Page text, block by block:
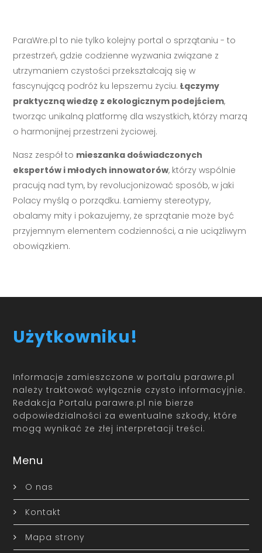
ParaWre.pl to nie tylko kolejny portal o sprzątaniu - to
przestrzeń, gdzie codzienne wyzwania związane z
utrzymaniem czystości przekształcają się w
fascynującą podróż ku lepszemu życiu.Łączymy
praktyczną wiedzę z ekologicznym podejściem,
tworząc unikalną platformę dla wszystkich, którzy marzą
o harmonijnej przestrzeni życiowej.
Nasz zespół to mieszanka doświadczonych
ekspertów i młodych innowatorów, którzy wspólnie
pracują nad tym, by revolucjonizować sposób, w jaki
Polacy myślą o porządku. Łamiemy stereotypy,
obalamy mity i pokazujemy, że sprzątanie może być
przyjemnym elementem codzienności, a nie uciążliwym
obowiązkiem.
Użytkowniku!
Informacje zamieszczone w portalu parawre.pl
należy traktować wyłącznie czysto informacyjnie.
Redakcja Portalu parawre.pl nie bierze
odpowiedzialności za ewentualne szkody, które
mogą wynikać ze złej interpretacji treści.
Menu
O nas
Kontakt
Mapa strony